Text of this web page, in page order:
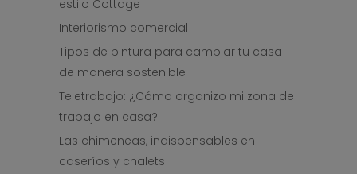
estilo Cottage
Interiorismo comercial
Tipos de pintura para cambiar tu casa
de manera sostenible
Teletrabajo: ¿Cómo organizo mi zona de
trabajo en casa?
Las chimeneas, indispensables en
caseríos y chalets